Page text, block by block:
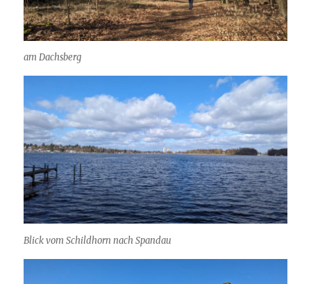
am Dachsberg
Blick vom Schildhorn nach Spandau